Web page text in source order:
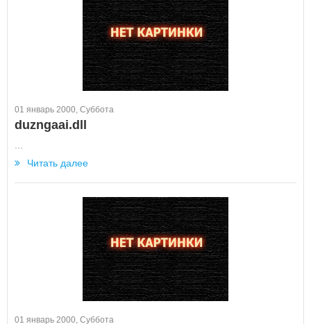
01 январь 2000, Суббота
duzngaai.dll
Читать далее
01 январь 2000, Суббота